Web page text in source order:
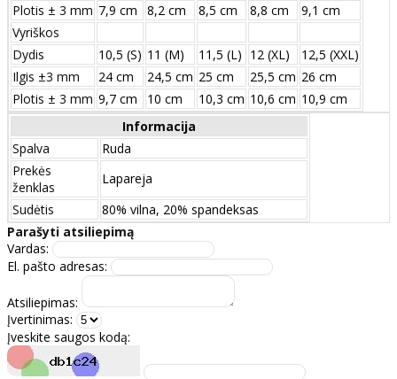
Plotis ± 3 mm 7,9 cm 8,2 cm 8,5 cm 8,8 cm
9,1 cm
Vyriškos
Dydis
10,5 (S) 11 (M) 11,5 (L) 12 (XL)
12,5 (XXL)
Ilgis ±3 mm
24 сm 24,5 сm 25 сm 25,5 сm 26 сm
Plotis ± 3 mm 9,7 сm 10 сm 10,3 сm 10,6 сm 10,9 сm
Informacija
Spalva
Ruda
Prekės
ženklas
Lapareja
Sudėtis
80% vilna, 20% spandeksas
Parašyti atsiliepimą
Vardas:
El. pašto adresas:
Atsiliepimas:
Įvertinimas:
Įveskite saugos kodą: